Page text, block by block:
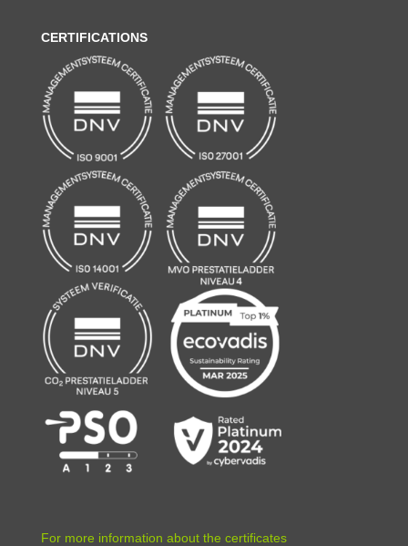
CERTIFICATIONS
For more information about the certificates